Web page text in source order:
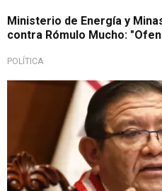
Ministerio de Energía y
contra Rómulo Mucho:
POLÍTICA